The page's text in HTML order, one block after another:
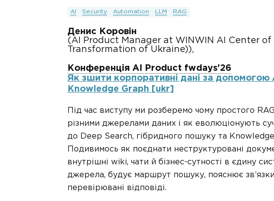
AI Security Automation LLM RAG
Денис Коровін
(AI Product Manager at WINWIN AI Center
Transformation of Ukraine)),
Конференція AI Product fwdays'26
Як зшити корпоративні дані за допомогою
Knowledge Graph [ukr]
Під час виступу ми розберемо чому простого
різними джерелами даних і як еволюціонують
до Deep Search, гібридного пошуку та
Подивимось як поєднати неструктуровані
внутрішні wiki, чати й бізнес-сутності в єдину
джерела, будує маршрут пошуку, пояснює
перевірювані відповіді.